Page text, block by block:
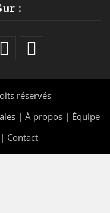
:
réservés
| À propos | Équipe
Contact